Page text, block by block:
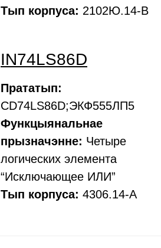
Тып корпуса: 2102Ю.14-В
IN74LS86D
Прататып:
CD74LS86D;ЭКФ555ЛП5
Функцыянальнае
прызначэнне: Четыре
логических элемента
“Исключающее ИЛИ”
Тып корпуса: 4306.14-А